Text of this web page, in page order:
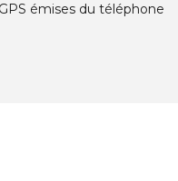
GPS émises du téléphone